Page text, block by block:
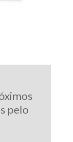
pelo